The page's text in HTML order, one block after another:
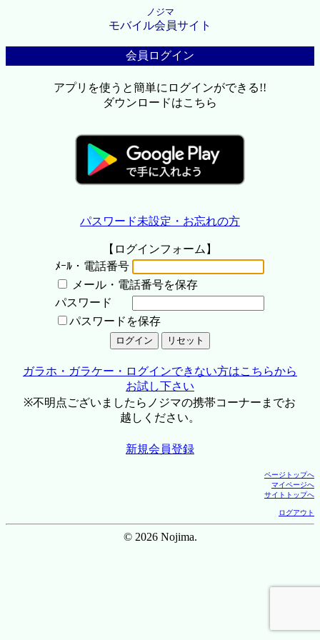
ノジマ
モバイル会員サイト
会員ログイン
アプリを使うと簡単にログインができる!!
ダウンロードはこちら
パスワード未設定・お忘れの方
【ログインフォーム】
ﾒｰﾙ・電話番号
メール・電話番号を保存
パスワード
パスワードを保存
ガラホ・ガラケー・ログインできない方はこちらから
お試し下さい
※不明点ございましたらノジマの携帯コーナーまでお
越しください。
新規会員登録
ページトップへ
マイページへ
サイトトップへ
ログアウト
© 2026 Nojima.